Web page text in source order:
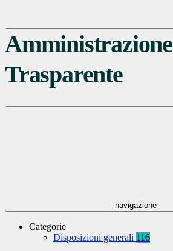
Amministrazione
Trasparente
navigazione
Categorie
Disposizioni generali 116